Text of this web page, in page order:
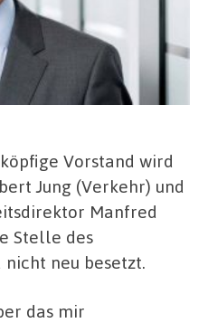
Vorstand wird
Jung (Verkehr) und
Manfred
Stelle des
neu besetzt.
das mir